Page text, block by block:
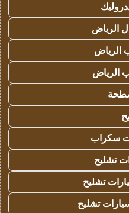
الرياض
الرياض
سكراب
تشليح
تشليح
تشليح